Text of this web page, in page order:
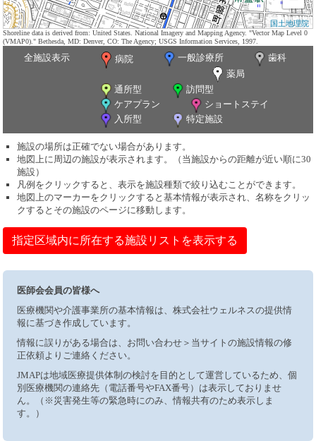
国土地理院
Shoreline data is derived from: United States. National Imagery and Mapping Agency. "Vector Map Level 0
(VMAP0)." Bethesda, MD: Denver, CO: The Agency; USGS Information Services, 1997.
全施設表示 病院 一般診療所
歯科
薬局
通所型
訪問型
ケアプラン
ショートステイ
入所型
特定施設
施設の場所は正確でない場合があります。
地図上に周辺の施設が表示されます。（当施設からの距離が近い順に30
施設）
凡例をクリックすると、表示を施設種類で絞り込むことができます。
地図上のマーカーをクリックすると基本情報が表示され、名称をクリッ
クするとその施設のページに移動します。
指定区域内に所在する施設リストを表示する
医師会会員の皆様へ
医療機関や介護事業所の基本情報は、株式会社ウェルネスの提供情
報に基づき作成しています。
情報に誤りがある場合は、お問い合わせ＞当サイトの施設情報の修
正依頼よりご連絡ください。
JMAPは地域医療提供体制の検討を目的として運営しているため、個
別医療機関の連絡先（電話番号やFAX番号）は表示しておりませ
ん。（※災害発生等の緊急時にのみ、情報共有のため表示しま
す。）